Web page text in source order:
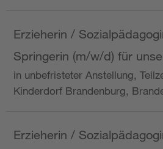
Erzieherin /
Springerin (m/w/d) für
in unbefristeter Anstellung,
Kinderdorf Brandenburg,
Erzieherin /